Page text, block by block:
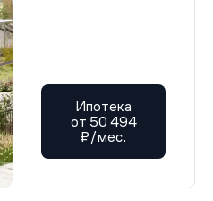
Ипотека
от 50 494
₽/мес.